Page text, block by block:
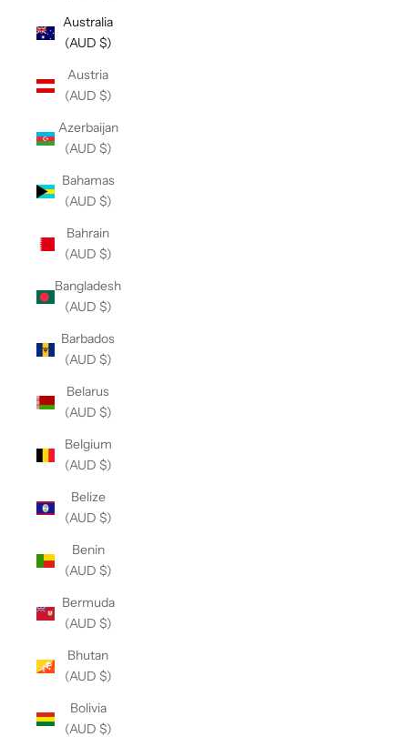
Australia
(AUD $)
Austria
(AUD $)
Azerbaijan
(AUD $)
Bahamas
(AUD $)
Bahrain
(AUD $)
Bangladesh
(AUD $)
Barbados
(AUD $)
Belarus
(AUD $)
Belgium
(AUD $)
Belize
(AUD $)
Benin
(AUD $)
Bermuda
(AUD $)
Bhutan
(AUD $)
Bolivia
(AUD $)